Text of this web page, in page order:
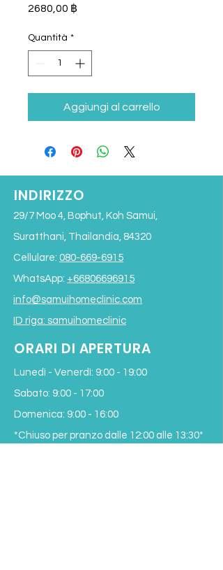
2680,00 ฿
Quantità *
Aggiungi al carrello
INDIRIZZO
29/7 Moo 4, Bophut, Koh Samui,
Suratthani, Thailandia, 84320
Cellulare: 080-669-6915
WhatsApp: +66806696915
info@samuihomeclinic.com
ID riga: samuihomeclinic
ORARI DI APERTURA
Lunedì - Venerdì: 9:00 - 19:00
Sabato: 9:00 - 17:00
Domenica: 9:00 - 16:00
*Chiuso per pranzo dalle 12:00 alle 13:30*